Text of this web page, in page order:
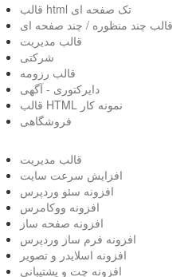
قالب html تک صفحه ای
قالب چند منظوره / چند صفحه ای
قالب مدیریت
شرکتی
قالب رزومه
دایرکتوری - آگهی
قالب HTML نمونه کار
فروشگاهی
قالب مدیریت
افزایش سرعت سایت
افزونه سئو وردپرس
افزونه ووکامرس
افزونه صفحه ساز
افزونه فرم ساز وردپرس
افزونه اسلایدر و تصویر
افزونه چت و پشتیبانی